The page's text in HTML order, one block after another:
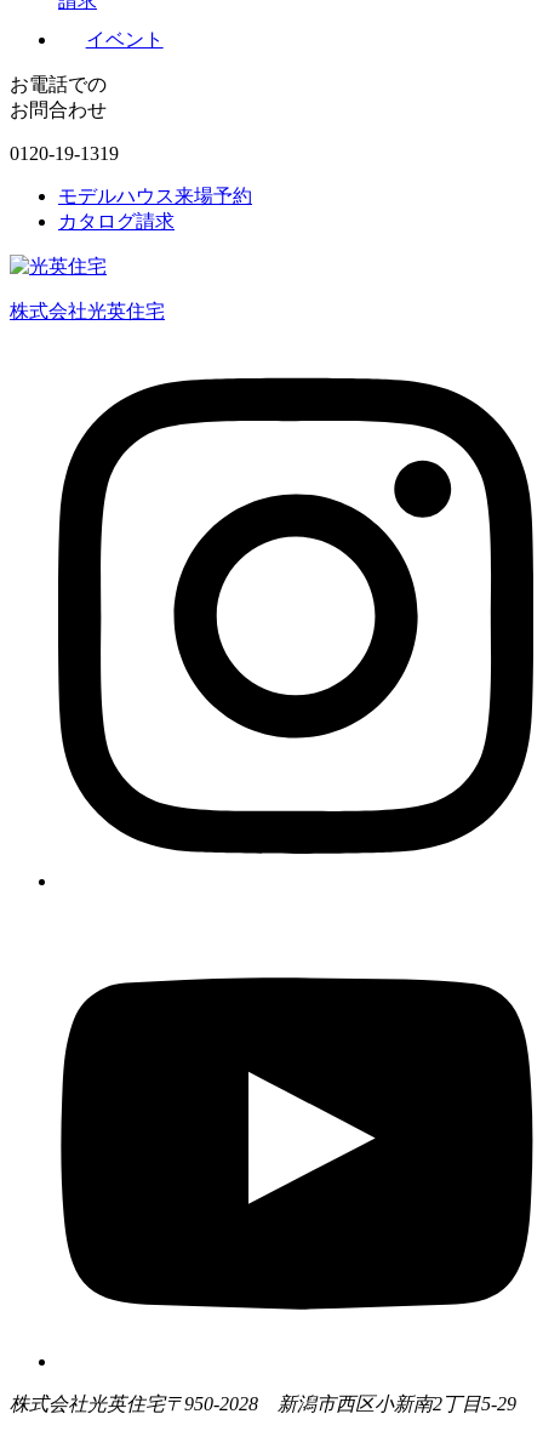
イベント
お電話での
お問合わせ
0120-19-1319
モデルハウス来場予約
カタログ請求
株式会社光英住宅
株式会社光英住宅〒950-2028 新潟市西区小新南2丁目5-29